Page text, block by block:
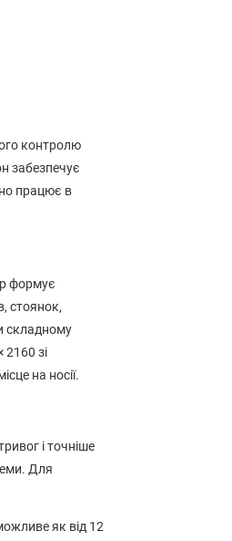
контролю
забезпечує
працює в
формує
стоянок,
складному
2160 зі
на носії.
і точніше
Для
як від 12